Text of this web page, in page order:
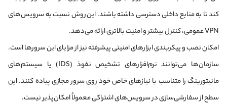
کند تا به منابع داخلی دسترسی داشته باشند. این روش نسبت به سرویس‌های
VPN عمومی، کنترل بیشتر و امنیت بالاتری ارائه می‌دهد.
امکان نصب و پیکربندی ابزارهای امنیتی پیشرفته نیز از مزایای این سرورها است.
سازمان‌ها می‌توانند نرم‌افزارهای تشخیص نفوذ (IDS) یا سیستم‌های
مانیتورینگ را متناسب با نیازهای خاص خود روی سرور مجازی پیاده‌ کنند. این
سطح از سفارشی‌سازی در سرویس‌های اشتراکی معمولاً امکان‌پذیر نیست.